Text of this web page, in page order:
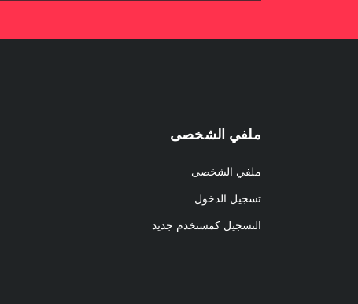
ملفي الشخصى
ملفي الشخصى
تسجيل الدخول
التسجيل كمستخدم جديد